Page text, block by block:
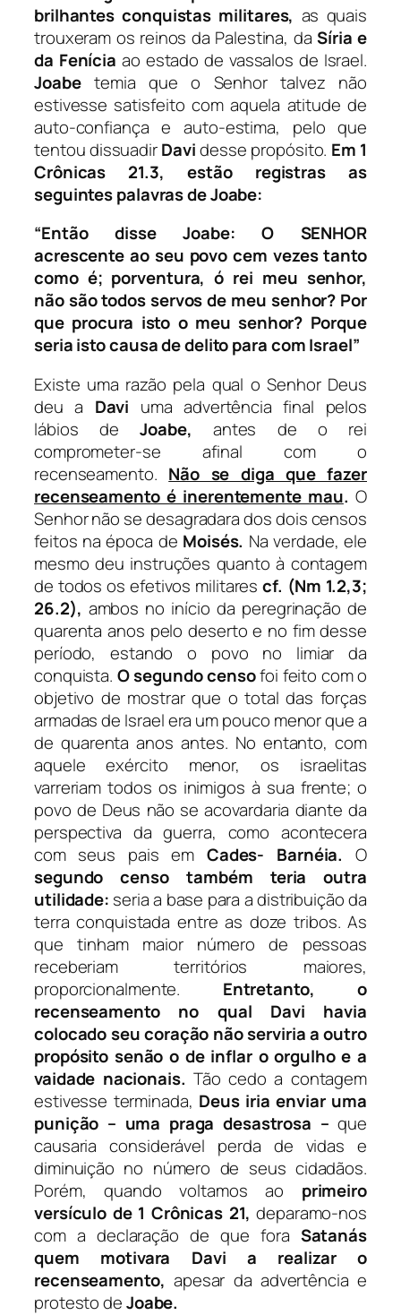
brilhantes conquistas militares, as quais
trouxeram os reinos da Palestina, daSíria e
da Fenícia ao estado de vassalos de Israel.
Joabetemia que o Senhor talvez não
estivesse satisfeito com aquela atitude de
auto-confiança e auto-estima, pelo que
tentou dissuadirDavidesse propósito. Em 1
Crônicas 21.3, estão registras as
seguintes palavras de Joabe:
“Então disse Joabe: O SENHOR
acrescente ao seu povo cem vezes tanto
como é; porventura, ó rei meu senhor,
não são todos servos de meu senhor? Por
que procura isto o meu senhor? Porque
seria isto causa de delito para com Israel”
Existe uma razão pela qual o Senhor Deus
deu a Davi uma advertência final pelos
lábios deJoabe, antes de o rei
comprometer-se afinal com o
recenseamento. Não se diga que fazer
recenseamento é inerentemente mau.O
Senhor não se desagradara dos dois censos
feitos na época de Moisés. Na verdade, ele
mesmo deu instruções quanto à contagem
de todos os efetivos militarescf. (Nm 1.2,3;
26.2), ambos no início da peregrinação de
quarenta anos pelo deserto e no fim desse
período, estando o povo no limiar da
conquista. O segundo censofoi feito com o
objetivo de mostrar que o total das forças
armadas de Israel era um pouco menor que a
de quarenta anos antes. No entanto, com
aquele exército menor, os israelitas
varreriam todos os inimigos à sua frente; o
povo de Deus não se acovardaria diante da
perspectiva da guerra, como acontecera
com seus pais em Cades- Barnéia. O
segundo censo
também teria outra
utilidade: seria a base para a distribuição da
terra conquistada entre as doze tribos. As
que tinham maior número de pessoas
receberiam territórios maiores,
proporcionalmente. Entretanto, o
recenseamento no qual Davi havia
colocado seu coração não serviria a outro
propósito senão o de inflar o orgulho e a
vaidade nacionais. Tão cedo a contagem
estivesse terminada, Deus iria enviar uma
punição – uma praga desastrosa – que
causaria considerável perda de vidas e
diminuição no número de seus cidadãos.
Porém, quando voltamos ao primeiro
versículo de 1 Crônicas 21, deparamo-nos
com a declaração de que fora Satanás
quem motivara Davi a realizar o
recenseamento, apesar da advertência e
protesto deJoabe.